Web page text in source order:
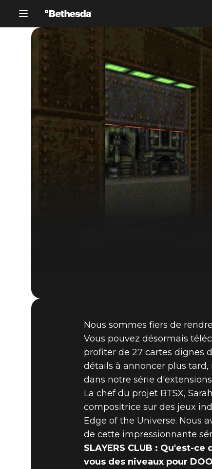
26 juin 2020
Nous sommes fiers de
Vous pouvez désormais
profiter de 27 cartes dignes
détails à annoncer plus tard,
dans notre série d'extensions
La chef du projet BTSX,
compositrice sur des jeux
Edge of the Universe. Nous
de cette impressionnante
SLAYERS CLUB : Qu'est-
vous des niveaux pour